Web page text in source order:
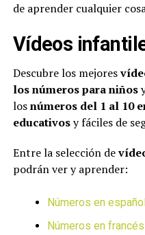
de aprender cualquier
Vídeos
Descubre los mejores
los números para niños
losnúmeros del 1 al 10
educativosy fáciles de
Entre la selección de
podrán ver y aprender:
Números en
Números en